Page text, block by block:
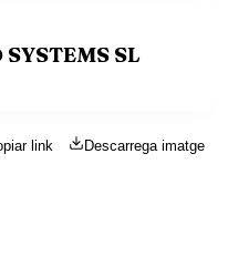
SYSTEMS SL
link Descarrega imatge